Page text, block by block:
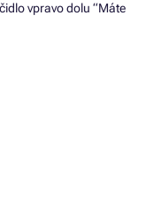
vpravo dolu “Máte